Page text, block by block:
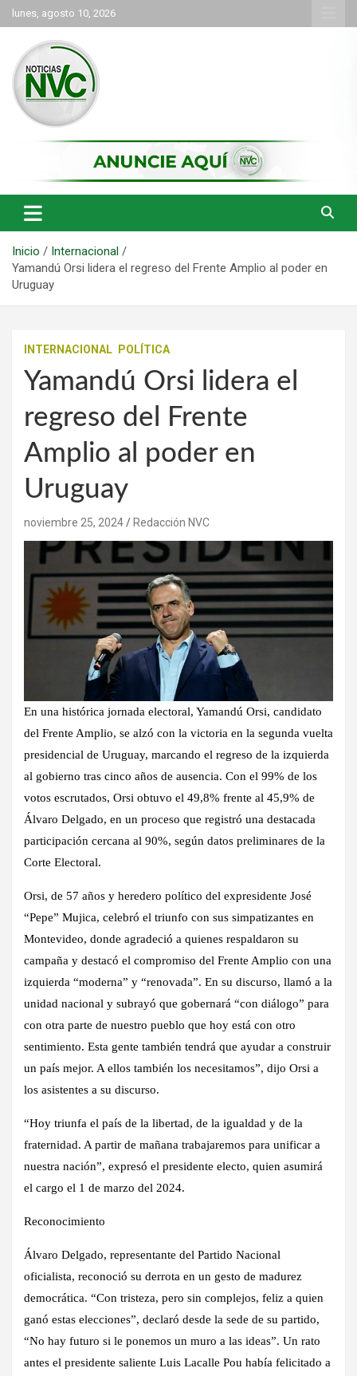
Saltar
al
contenido
lunes, agosto 10, 2026
NVC Noticias
Inicio
Internacional
Yamandú Orsi lidera el regreso del Frente Amplio al poder en
Uruguay
INTERNACIONAL POLÍTICA
Yamandú Orsi lidera el
regreso del Frente
Amplio al poder en
Uruguay
noviembre 25, 2024 Redacción NVC
En una histórica jornada electoral, Yamandú Orsi, candidato
del Frente Amplio, se alzó con la victoria en la segunda vuelta
presidencial de Uruguay, marcando el regreso de la izquierda
al gobierno tras cinco años de ausencia. Con el 99% de los
votos escrutados, Orsi obtuvo el 49,8% frente al 45,9% de
Álvaro Delgado, en un proceso que registró una destacada
participación cercana al 90%, según datos preliminares de la
Corte Electoral.
Orsi, de 57 años y heredero político del expresidente José
“Pepe” Mujica, celebró el triunfo con sus simpatizantes en
Montevideo, donde agradeció a quienes respaldaron su
campaña y destacó el compromiso del Frente Amplio con una
izquierda “moderna” y “renovada”. En su discurso, llamó a la
unidad nacional y subrayó que gobernará “con diálogo” para
con otra parte de nuestro pueblo que hoy está con otro
sentimiento. Esta gente también tendrá que ayudar a construir
un país mejor. A ellos también los necesitamos”, dijo Orsi a
los asistentes a su discurso.
“Hoy triunfa el país de la libertad, de la igualdad y de la
fraternidad. A partir de mañana trabajaremos para unificar a
nuestra nación”, expresó el presidente electo, quien asumirá
el cargo el 1 de marzo del 2024.
Reconocimiento
Álvaro Delgado, representante del Partido Nacional
oficialista, reconoció su derrota en un gesto de madurez
democrática. “Con tristeza, pero sin complejos, feliz a quien
ganó estas elecciones”, declaró desde la sede de su partido,
“No hay futuro si le ponemos un muro a las ideas”. Un rato
antes el presidente saliente Luis Lacalle Pou había felicitado a